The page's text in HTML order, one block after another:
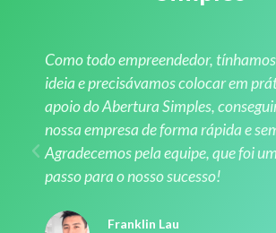
Como todo empreendedor,
ideia e precisávamos colocar em
apoio do Abertura Simples,
nossa empresa de forma rápida e
Agradecemos pela equipe, que foi
passo para o nosso sucesso!
Franklin Lau